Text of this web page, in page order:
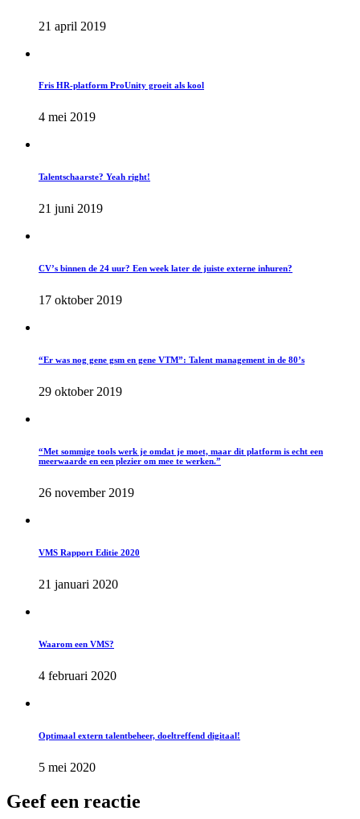
21 april 2019
Fris HR-platform ProUnity groeit als kool
4 mei 2019
Talentschaarste? Yeah right!
21 juni 2019
CV’s binnen de 24 uur? Een week later de juiste externe inhuren?
17 oktober 2019
“Er was nog gene gsm en gene VTM”: Talent management in de 80’s
29 oktober 2019
“Met sommige tools werk je omdat je moet, maar dit platform is echt een
meerwaarde en een plezier om mee te werken.”
26 november 2019
VMS Rapport Editie 2020
21 januari 2020
Waarom een VMS?
4 februari 2020
Optimaal extern talentbeheer, doeltreffend digitaal!
5 mei 2020
Geef een reactie